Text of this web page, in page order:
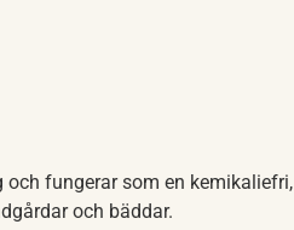
fungerar som en
och bäddar.